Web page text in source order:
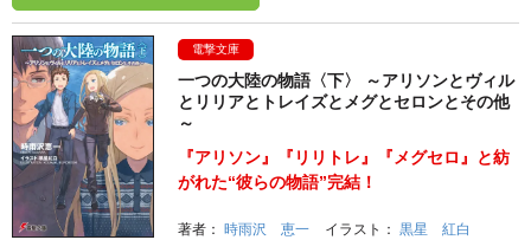
電撃文庫
一つの大陸の物語〈下〉 ～アリソンとヴィル
とリリアとトレイズとメグとセロンとその他
～
『アリソン』『リリトレ』『メグセロ』と紡
がれた“彼らの物語”完結！
著者： 時雨沢 恵一 イラスト： 黒星 紅白